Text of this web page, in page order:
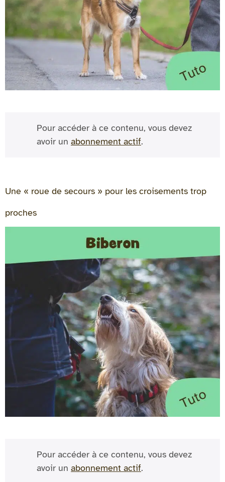
Pour accéder à ce contenu, vous devez
avoir un abonnement actif.
Une « roue de secours » pour les croisements trop
proches
Pour accéder à ce contenu, vous devez
avoir un abonnement actif.